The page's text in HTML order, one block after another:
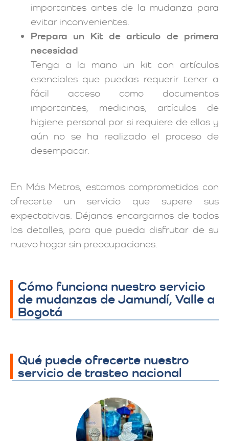
importantes antes de la mudanza para
evitar inconvenientes.
Prepara un Kit de articulo de primera
necesidad
Tenga a la mano un kit con artículos
esenciales que puedas requerir tener a
fácil acceso como documentos
importantes, medicinas, artículos de
higiene personal por si requiere de ellos y
aún no se ha realizado el proceso de
desempacar.
En Más Metros, estamos comprometidos con
ofrecerte un servicio que supere sus
expectativas. Déjanos encargarnos de todos
los detalles, para que pueda disfrutar de su
nuevo hogar sin preocupaciones.
Cómo funciona nuestro servicio
de mudanzas de Jamundí, Valle a
Bogotá
Qué puede ofrecerte nuestro
servicio de trasteo nacional